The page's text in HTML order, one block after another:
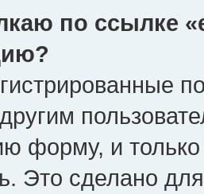
по ссылке
форму, и
Это сделано